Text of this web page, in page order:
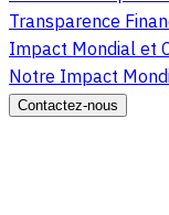
Transparence
Impact Mondial et
Notre Impact
Contactez-nous